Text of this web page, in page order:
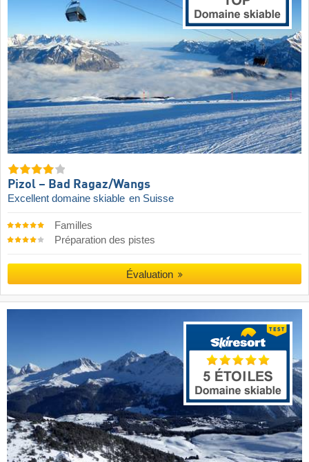
Pizol – Bad Ragaz/​Wangs
Excellent domaine skiable en Suisse
Familles
Préparation des pistes
Évaluation